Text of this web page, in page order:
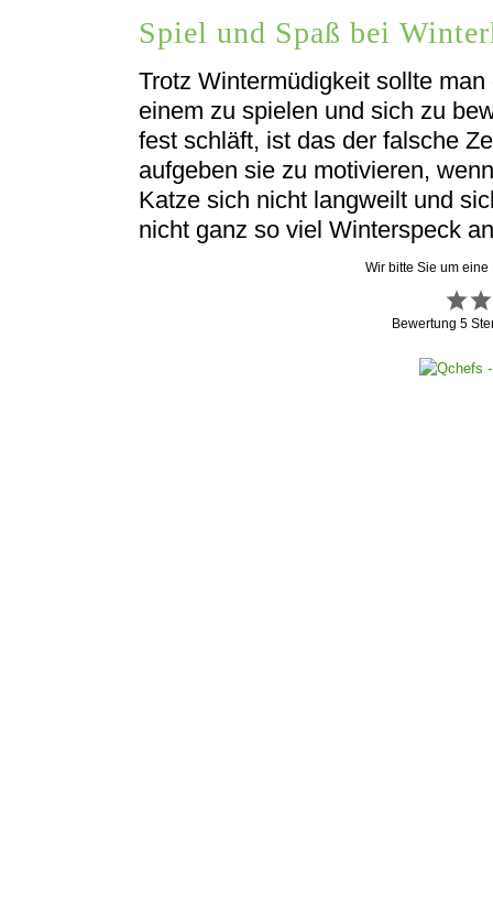
Spiel und Spaß bei
Trotz Wintermüdigkeit sollte
einem zu spielen und sich zu
fest schläft, ist das der falsche
aufgeben sie zu motivieren,
Katze sich nicht langweilt und
nicht ganz so viel Winterspeck
Wir bitte Sie um
Bewertung5